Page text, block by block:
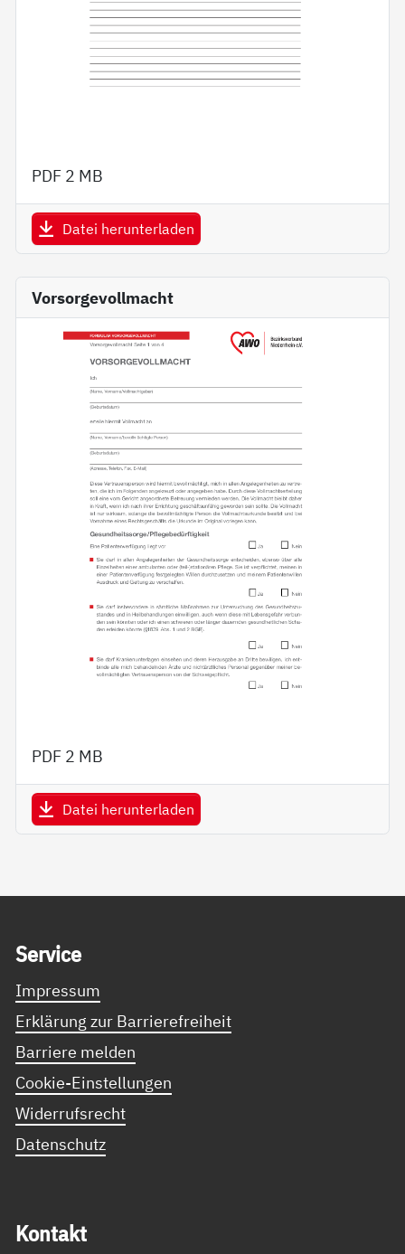
PDF 2 MB
Datei herunterladen
Vorsorgevollmacht
PDF 2 MB
Datei herunterladen
Ser­vice
Impressum
Erklärung zur Barrierefreiheit
Barriere melden
Cookie-Einstellungen
Widerrufsrecht
Datenschutz
Kon­takt